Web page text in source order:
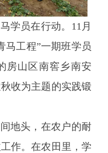
员在行动。11月
马工程”一期班学员
房山区南窖乡南安
收为主题的实践锻
地头，在农户的耐
作。在农田里，学